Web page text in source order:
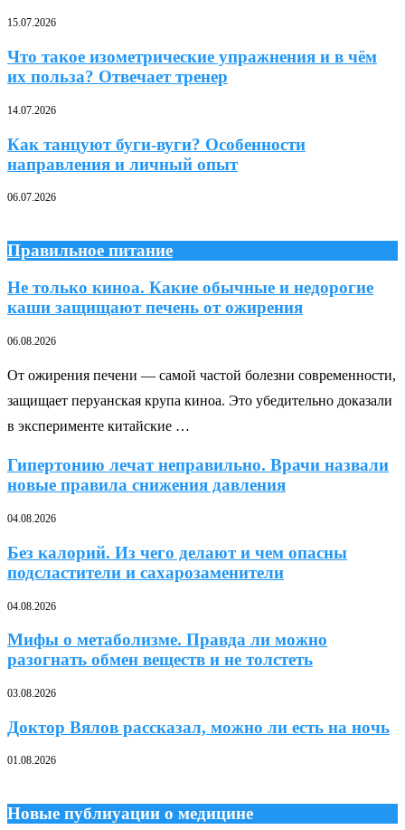
15.07.2026
Что такое изометрические упражнения и в чём
их польза? Отвечает тренер
14.07.2026
Как танцуют буги-вуги? Особенности
направления и личный опыт
06.07.2026
Правильное питание
Не только киноа. Какие обычные и недорогие
каши защищают печень от ожирения
06.08.2026
От ожирения печени — самой частой болезни современности,
защищает перуанская крупа киноа. Это убедительно доказали
в эксперименте китайские …
Гипертонию лечат неправильно. Врачи назвали
новые правила снижения давления
04.08.2026
Без калорий. Из чего делают и чем опасны
подсластители и сахарозаменители
04.08.2026
Мифы о метаболизме. Правда ли можно
разогнать обмен веществ и не толстеть
03.08.2026
Доктор Вялов рассказал, можно ли есть на ночь
01.08.2026
Новые публиуации о медицине